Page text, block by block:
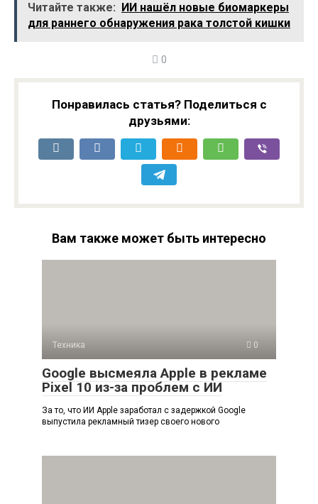
четырех M.2
накопителей
Читайте также: ИИ нашёл новые биомаркеры
для раннего обнаружения рака толстой кишки
0
Понравилась статья? Поделиться с
друзьями:
Вам также может быть интересно
Техника 0
Google высмеяла Apple в рекламе
Pixel 10 из-за проблем с ИИ
За то, что ИИ Apple заработал с задержкой Google
выпустила рекламный тизер своего нового